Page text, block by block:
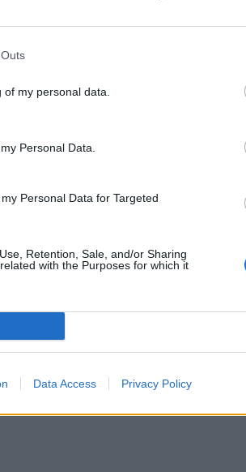
my personal data.
Personal Data.
Personal Data for Targeted
Retention, Sale, and/or Sharing
with the Purposes for which it
Data Access Privacy Policy
5